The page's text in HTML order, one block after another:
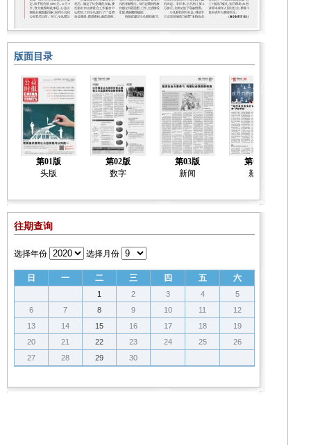
版面目录
第01版
头版
第02版
数字
第03版
新闻
第04版
新闻
往期查询
选择年份 选择月份
日 一 二 三 四 五 六
1 2 3 4
5
6
7 8 9 10 11
12
13
14 15 16 17 18
19
20
21 22 23 24 25
26
27
28 29 30